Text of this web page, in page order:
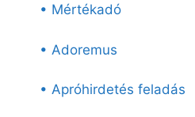
• Mértékadó
• Adoremus
• Apróhirdetés feladás